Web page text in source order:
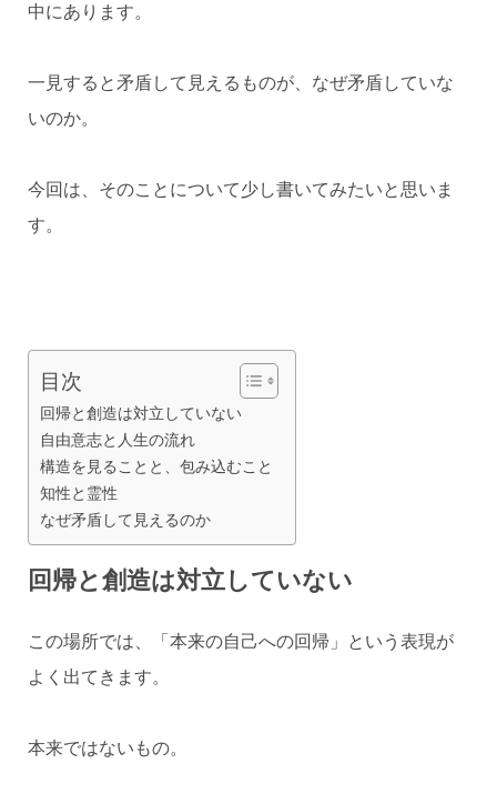
中にあります。
一見すると矛盾して見えるものが、なぜ矛盾していな
いのか。
今回は、そのことについて少し書いてみたいと思いま
す。
目次
回帰と創造は対立していない
自由意志と人生の流れ
構造を見ることと、包み込むこと
知性と霊性
なぜ矛盾して見えるのか
回帰と創造は対立していない
この場所では、「本来の自己への回帰」という表現が
よく出てきます。
本来ではないもの。